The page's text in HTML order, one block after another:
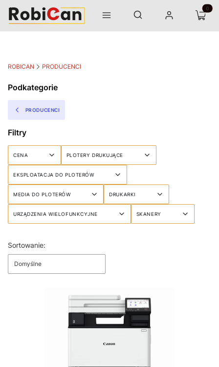
Menu Otwórz wyszukiwarkę
Szukaj Zaloguj się Koszyk
ROBICAN PRODUCENCI
Podkategorie
PRODUCENCI
Filtry
CENA PLOTERY DRUKUJĄCE
EKSPLOATACJA DO PLOTERÓW
MEDIA DO PLOTERÓW DRUKARKI
URZĄDZENIA WIELOFUNKCYJNE SKANERY
Lista produktów
Sortowanie:
Domyślne